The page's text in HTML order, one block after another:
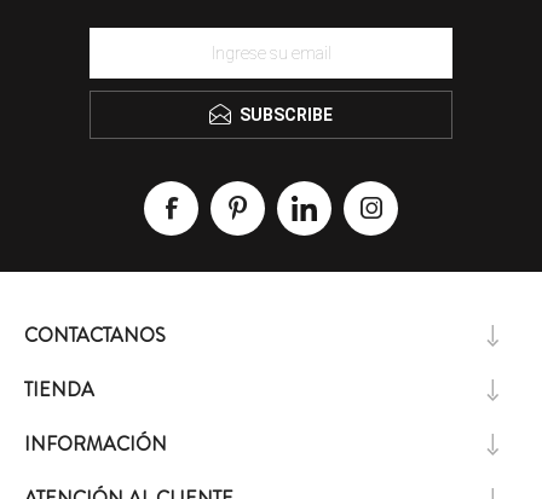
SUBSCRIBE
CONTACTANOS
TIENDA
INFORMACIÓN